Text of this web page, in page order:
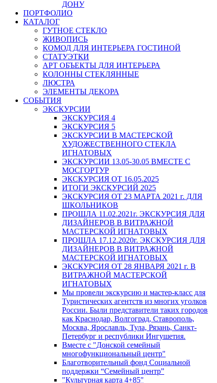
ДОНУ
ПОРТФОЛИО
КАТАЛОГ
ГУТНОЕ СТЕКЛО
ЖИВОПИСЬ
КОМОД ДЛЯ ИНТЕРЬЕРА ГОСТИНОЙ
СТАТУЭТКИ
АРТ ОБЪЕКТЫ ДЛЯ ИНТЕРЬЕРА
КОЛОННЫ СТЕКЛЯННЫЕ
ЛЮСТРА
ЭЛЕМЕНТЫ ДЕКОРА
СОБЫТИЯ
ЭКСКУРСИИ
ЭКСКУРСИЯ 4
ЭКСКУРСИЯ 5
ЭКСКУРСИИ В МАСТЕРСКОЙ
ХУДОЖЕСТВЕННОГО СТЕКЛА
ИГНАТОВЫХ
ЭКСКУРСИИ 13.05-30.05 ВМЕСТЕ С
МОСГОРТУР
ЭКСКУРСИЯ ОТ 16.05.2025
ИТОГИ ЭКСКУРСИЙ 2025
ЭКСКУРСИЯ ОТ 23 МАРТА 2021 г. ДЛЯ
ШКОЛЬНИКОВ
ПРОШЛА 11.02.2021г. ЭКСКУРСИЯ ДЛЯ
ДИЗАЙНЕРОВ В ВИТРАЖНОЙ
МАСТЕРСКОЙ ИГНАТОВЫХ
ПРОШЛА 17.12.2020г. ЭКСКУРСИЯ ДЛЯ
ДИЗАЙНЕРОВ В ВИТРАЖНОЙ
МАСТЕРСКОЙ ИГНАТОВЫХ
ЭКСКУРСИЯ ОТ 28 ЯНВАРЯ 2021 г. В
ВИТРАЖНОЙ МАСТЕРСКОЙ
ИГНАТОВЫХ
Мы провели экскурсию и мастер-класс для
Туристических агентств из многих уголков
России. Были представители таких городов
как Краснодар, Волгоград, Ставрополь,
Москва, Ярославль, Тула, Рязань, Санкт-
Петербург и республики Ингушетия.
Вместе с "Донской семейный
многофункциональный центр"
Благотворительный фонд Социальной
поддержки “Семейный центр”
"Культурная карта 4+85"